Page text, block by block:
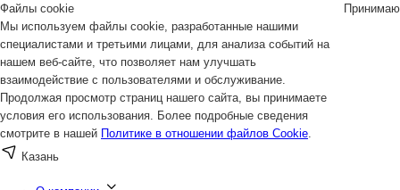
Файлы cookie
Мы используем файлы cookie, разработанные нашими
специалистами и третьими лицами, для анализа событий на
нашем веб-сайте, что позволяет нам улучшать
взаимодействие с пользователями и обслуживание.
Продолжая просмотр страниц нашего сайта, вы принимаете
условия его использования. Более подробные сведения
смотрите в нашей Политике в отношении файлов Cookie.
Принимаю
Казань